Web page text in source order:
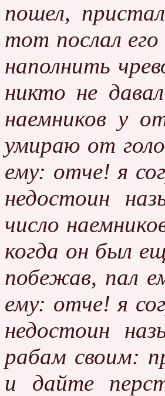
пошел,
тот послал
наполнить
никто не
наемников у
умираю от
ему: отче! я
недостоин
число
когда он был
побежав, пал
ему: отче! я
недостоин
рабам своим:
и дайте